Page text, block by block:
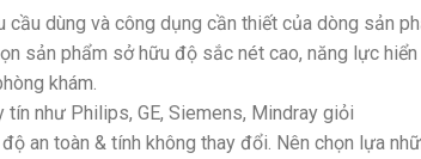
cầu dùng và công dụng cần thiết của dòng sản
sản phẩm sở hữu độ sắc nét cao, năng lực hiển
khám.
như Philips, GE, Siemens, Mindray giỏi
an toàn & tính không thay đổi. Nên chọn lựa